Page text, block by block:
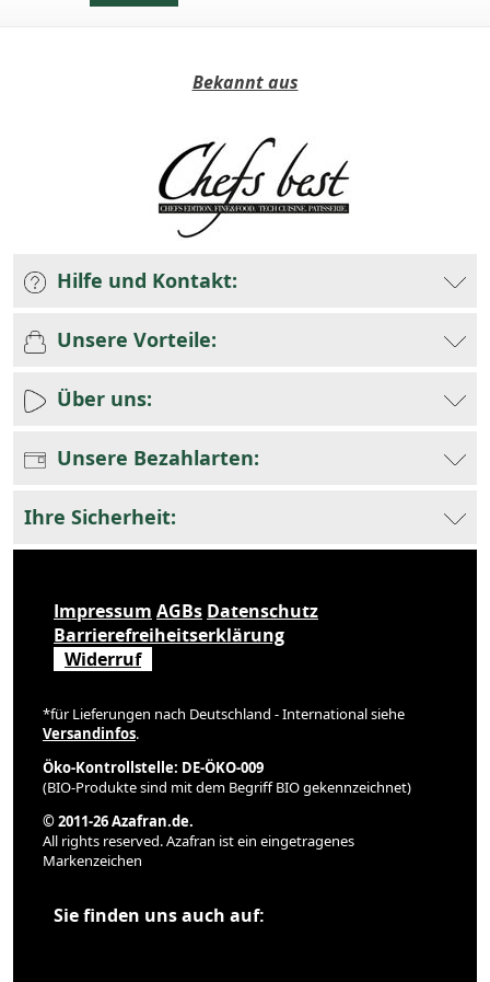
Bekannt aus
Hilfe und Kontakt:
Unsere Vorteile:
Über uns:
Unsere Bezahlarten:
Ihre Sicherheit:
Impressum AGBs Datenschutz
Barrierefreiheitserklärung
Widerruf
*für Lieferungen nach Deutschland - International siehe
Versandinfos.
Öko-Kontrollstelle: DE-ÖKO-009
(BIO-Produkte sind mit dem Begriff BIO gekennzeichnet)
© 2011-26 Azafran.de.
All rights reserved. Azafran ist ein eingetragenes
Markenzeichen
Sie finden uns auch auf: